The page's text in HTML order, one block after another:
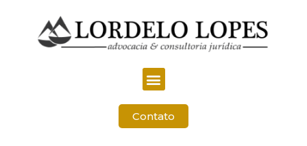
Contato